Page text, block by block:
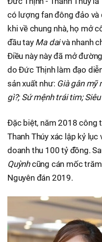
có lượng fan đông đảo và
khi về chung nhà, họ mở
đầu tay Ma daivà nhanh
Điều này này đã mở
do Đức Thịnh làm đạo
sản xuất như: Già gân mỹ
gì?; Sứ mệnh trái tim;
Đặc biệt, năm 2018 công
Thanh Thúy xác lập kỷ lục
doanh thu 100 tỷ đồng.
Quỳnhcũng cán mốc
Nguyên đán 2019.